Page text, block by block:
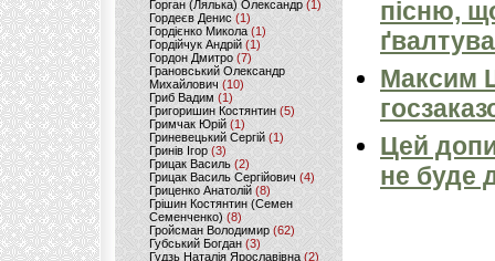
Горган (Лялька) Олександр(1)
Гордеєв Денис (1)
Гордієнко Микола (1)
Гордійчук Андрій (1)
Гордон Дмитро (7)
Грановський Олександр
Михайлович (10)
Гриб Вадим (1)
Григоришин Костянтин (5)
Гримчак Юрій(1)
Гриневецький Сергій(1)
Гринів Ігор (3)
Грицак Василь (2)
Грицак Василь Сергійович (4)
Гриценко Анатолій (8)
Грішин Костянтин (Семен
Семенченко)(8)
Гройсман Володимир(62)
Губський Богдан (3)
Гудзь Наталія Ярославівна(2)
пісню,
Максим
Цей
не буде